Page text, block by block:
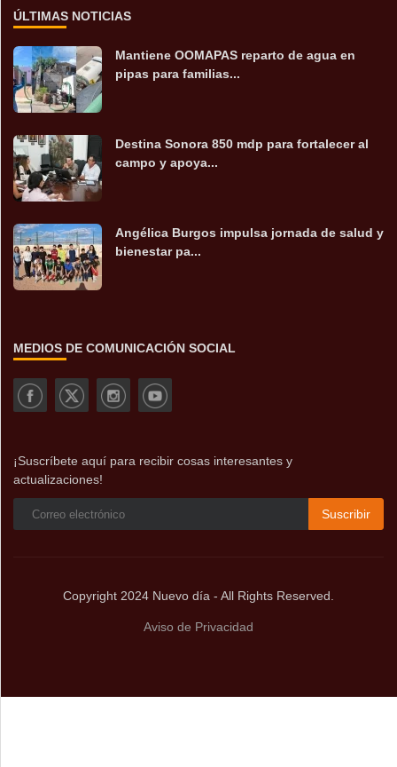
ÚLTIMAS NOTICIAS
Mantiene OOMAPAS reparto de agua en
pipas para familias...
Destina Sonora 850 mdp para fortalecer al
campo y apoya...
Angélica Burgos impulsa jornada de salud y
bienestar pa...
MEDIOS DE COMUNICACIÓN SOCIAL
¡Suscríbete aquí para recibir cosas interesantes y
actualizaciones!
Suscribir
Copyright 2024 Nuevo día - All Rights Reserved.
Aviso de Privacidad